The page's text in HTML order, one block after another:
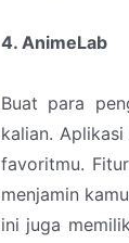
4. AnimeLab
Buat para
kalian.
favoritmu.
menjamin
ini juga